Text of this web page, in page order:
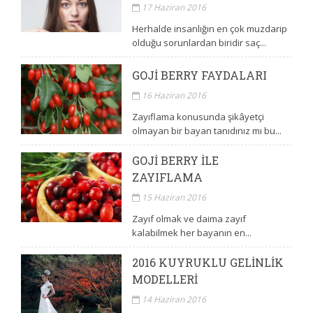
17 Haziran 2016
Herhalde insanlığın en çok muzdarip
olduğu sorunlardan biridir saç...
GOJI BERRY FAYDALARI
16 Haziran 2016
Zayıflama konusunda şikâyetçi
olmayan bir bayan tanıdınız mı bu...
GOJI BERRY ILE
ZAYIFLAMA
15 Haziran 2016
Zayıf olmak ve daima zayıf
kalabilmek her bayanın en...
2016 KUYRUKLU GELINLIK
MODELLERI
14 Haziran 2016